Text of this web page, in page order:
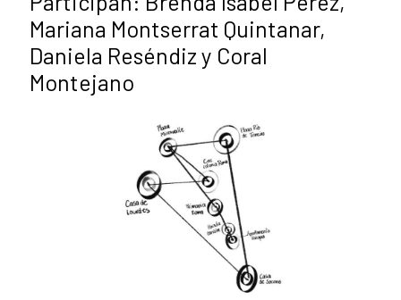
Mariana Montserrat Quintanar,
Daniela Reséndiz y Coral
Montejano